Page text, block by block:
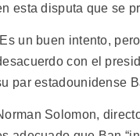
esta disputa que se
un buen intento,
con el
par estadounidense
Solomon,